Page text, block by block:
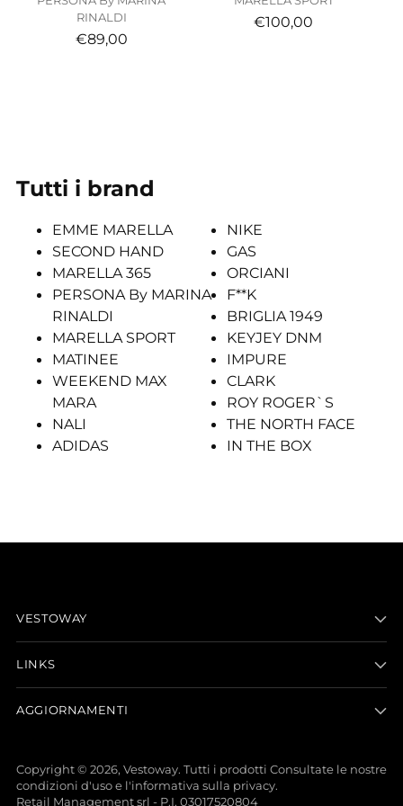
RINALDI
€89,00
€100,00
Tutti i brand
EMME MARELLA
SECOND HAND
MARELLA 365
PERSONA By MARINA
RINALDI
MARELLA SPORT
MATINEE
WEEKEND MAX
MARA
NALI
ADIDAS
NIKE
GAS
ORCIANI
F**K
BRIGLIA 1949
KEYJEY DNM
IMPURE
CLARK
ROY ROGER`S
THE NORTH FACE
IN THE BOX
VESTOWAY
LINKS
AGGIORNAMENTI
Copyright © 2026, Vestoway. Tutti i prodotti Consultate le nostre
condizioni d'uso e l'informativa sulla privacy.
Retail Management srl - P.I. 03017520804